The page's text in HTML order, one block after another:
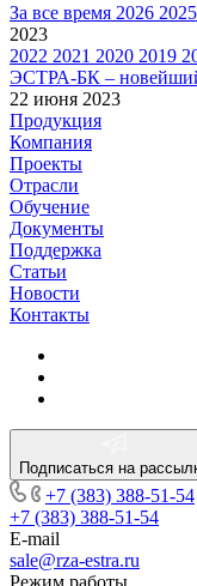
За все время 2026 2025
2023
2022 2021 2020 2019
ЭСТРА-БК –
22 июня 2023
Продукция
Компания
Проекты
Отрасли
Обучение
Документы
Поддержка
Статьи
Новости
Контакты
Подписаться на
+7 (383) 388-51-54
+7 (383) 388-51-54
E-mail
sale@rza-estra.ru
Режим работы